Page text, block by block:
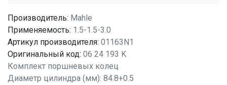
Производитель: Mahle
Применяемость: 1.5-1.5-3.0
Артикул производителя: 01163N1
Оригинальный код: 06 24 193 K
Комплект поршневых колец
Диаметр цилиндра (мм): 84.8+0.5